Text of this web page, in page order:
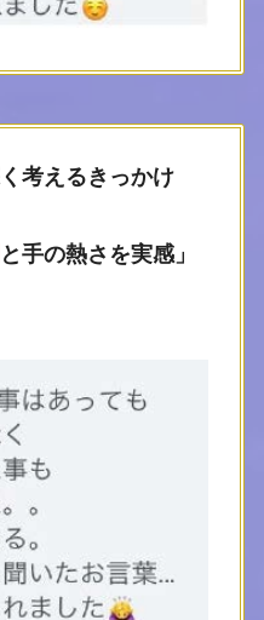
考えるきっかけ
と手の熱さを実感 」